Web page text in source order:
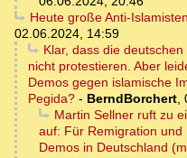
Heute große Anti-
02.06.2024, 14:59
Klar, dass die
nicht protestieren. Aber
Demos gegen islamische
Pegida? - BerndBorchert,
Martin Sellner ruft zu
auf: Für Remigration
Demos in Deutschland